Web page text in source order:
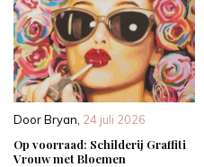
DoorBryan 24 juli 2026
Op voorraad: Schilderij Graffiti
Vrouw met Bloemen